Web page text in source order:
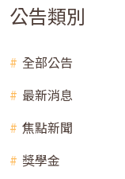
公告類別
全部公告
最新消息
焦點新聞
獎學金